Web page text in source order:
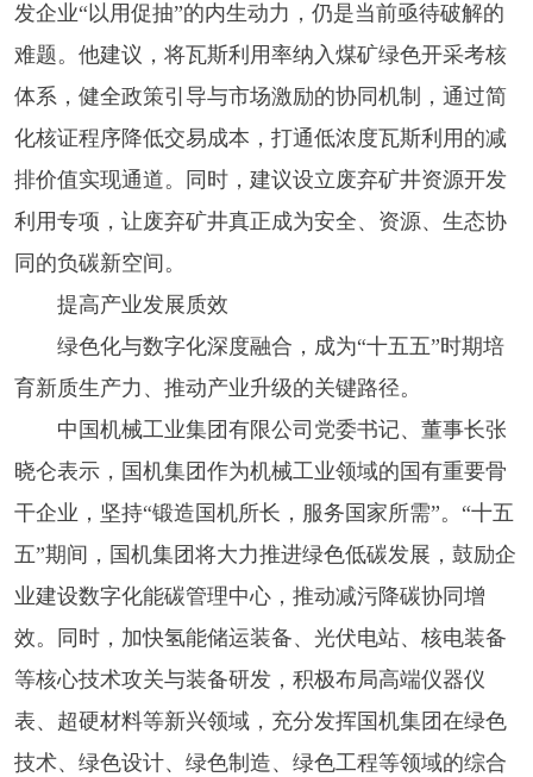
发企业“以用促抽”的内生动力，仍是当前亟待破解的
难题。他建议，将瓦斯利用率纳入煤矿绿色开采考核
体系，健全政策引导与市场激励的协同机制，通过简
化核证程序降低交易成本，打通低浓度瓦斯利用的减
排价值实现通道。同时，建议设立废弃矿井资源开发
利用专项，让废弃矿井真正成为安全、资源、生态协
同的负碳新空间。
提高产业发展质效
绿色化与数字化深度融合，成为“十五五”时期培
育新质生产力、推动产业升级的关键路径。
中国机械工业集团有限公司党委书记、董事长张
晓仑表示，国机集团作为机械工业领域的国有重要骨
干企业，坚持“锻造国机所长，服务国家所需”。“十五
五”期间，国机集团将大力推进绿色低碳发展，鼓励企
业建设数字化能碳管理中心，推动减污降碳协同增
效。同时，加快氢能储运装备、光伏电站、核电装备
等核心技术攻关与装备研发，积极布局高端仪器仪
表、超硬材料等新兴领域，充分发挥国机集团在绿色
技术、绿色设计、绿色制造、绿色工程等领域的综合